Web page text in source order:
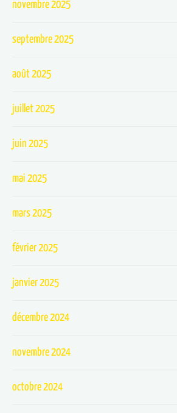
novembre 2025
septembre 2025
août 2025
juillet 2025
juin 2025
mai 2025
mars 2025
février 2025
janvier 2025
décembre 2024
novembre 2024
octobre 2024